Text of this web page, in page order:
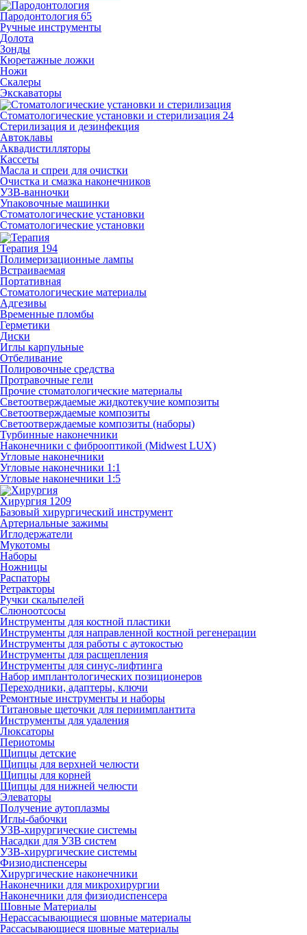
Пародонтология 65
Ручные инструменты
Долота
Зонды
Кюретажные ложки
Ножи
Скалеры
Экскаваторы
Стоматологические установки и стерилизация 24
Стерилизация и дезинфекция
Автоклавы
Аквадистилляторы
Кассеты
Масла и спреи для очистки
Очистка и смазка наконечников
УЗВ-ванночки
Упаковочные машинки
Стоматологические установки
Стоматологические установки
Терапия 194
Полимеризационные лампы
Встраиваемая
Портативная
Стоматологические материалы
Адгезивы
Временные пломбы
Герметики
Диски
Иглы карпульные
Отбеливание
Полировочные средства
Протравочные гели
Прочие стоматологические материалы
Светоотверждаемые жидкотекучие композиты
Светоотверждаемые композиты
Светоотверждаемые композиты (наборы)
Турбинные наконечники
Наконечники с фиброоптикой (Midwest LUX)
Угловые наконечники
Угловые наконечники 1:1
Угловые наконечники 1:5
Хирургия 1209
Базовый хирургический инструмент
Артериальные зажимы
Иглодержатели
Мукотомы
Наборы
Ножницы
Распаторы
Ретракторы
Ручки скальпелей
Слюноотсосы
Инструменты для костной пластики
Инструменты для направленной костной регенерации
Инструменты для работы с аутокостью
Инструменты для расщепления
Инструменты для синус-лифтинга
Набор имплантологических позиционеров
Переходники, адаптеры, ключи
Ремонтные инструменты и наборы
Титановые щеточки для периимплантита
Инструменты для удаления
Люксаторы
Периотомы
Щипцы детские
Щипцы для верхней челюсти
Щипцы для корней
Щипцы для нижней челюсти
Элеваторы
Получение аутоплазмы
Иглы-бабочки
УЗВ-хирургические системы
Насадки для УЗВ систем
УЗВ-хирургические системы
Физиодиспенсеры
Хирургические наконечники
Наконечники для микрохирургии
Наконечники для физиодиспенсера
Шовные Материалы
Нерассасывающиеся шовные материалы
Рассасывающиеся шовные материалы